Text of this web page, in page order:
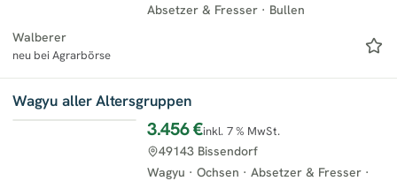
Absetzer & Fresser · Bullen
Walberer
neu bei Agrarbörse
Wagyu aller Altersgruppen
3.456 €inkl. 7 % MwSt.
Wagyu · Ochsen · Absetzer & Fresser ·
49143 Bissendorf